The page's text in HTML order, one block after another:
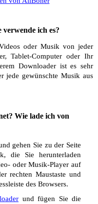
ich es?
oder Musik von jeder
Tablet-Computer oder Ihr
Downloader ist es sehr
jede gewünschte Musik aus
Wie lade ich von
gehen Sie zu der Seite
die Sie herunterladen
oder Musik-Player auf
rechten Maustaste und
des Browsers.
und fügen Sie die